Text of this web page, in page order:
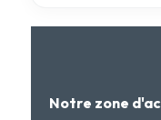
Notre zone